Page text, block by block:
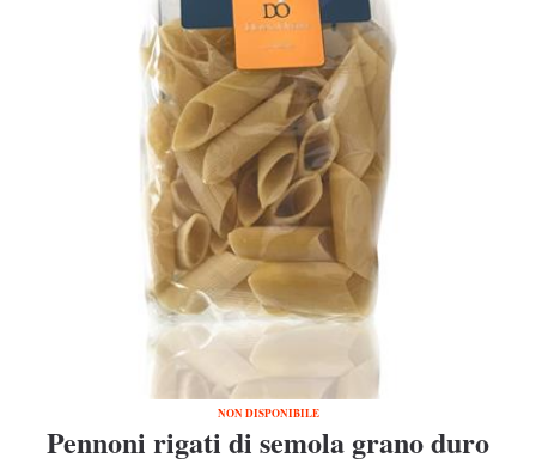
NON DISPONIBILE
Pennoni rigati di semola grano duro